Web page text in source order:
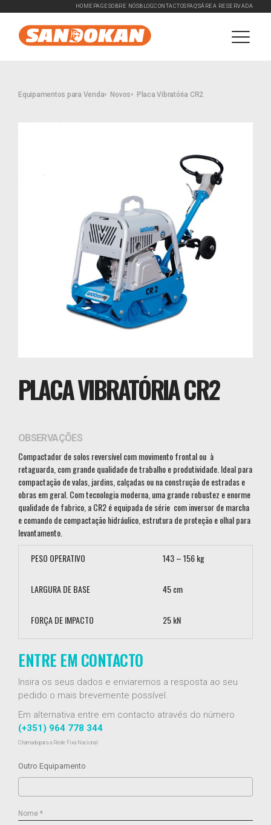
HOMEPAGE SOBRE NÓSBLOGCONTACTOS FAQ'SÁREA RESERVADA
Equipamentos para Venda Novos Placa Vibratória CR2
PLACA VIBRATÓRIA CR2
OBSERVAÇÕES
Compactador de solos reversível com movimento frontal ou à
retaguarda, com grande qualidade de trabalho e produtividade. Ideal para
compactação de valas, jardins, calçadas ou na construção de estradas e
obras em geral. Com tecnologia moderna, uma grande robustez e enorme
qualidade de fabrico, a CR2 é equipada de série com inversor de marcha
e comando de compactação hidráulico, estrutura de proteção e olhal para
levantamento.
PESO OPERATIVO
143 – 156 kg
LARGURA DE BASE 45 cm
FORÇA DE IMPACTO 25 kN
ENTRE EM CONTACTO
Insira os seus dados e enviaremos a resposta ao seu
pedido o mais brevemente possível.
Em alternativa entre em contacto através do número
(+351) 964 778 344
Chamada para a Rede Fixa Nacional
Outro Equipamento
Nome *